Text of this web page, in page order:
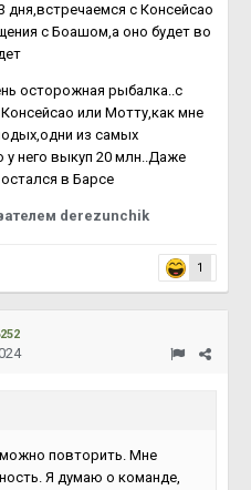
с Консейсао
с Боашом,а оно будет во
осторожная рыбалка..с
или Мотту,как мне
из самых
него выкуп 20 млн..Даже
в Барсе
derezunchik
1
повторить. Мне
Я думаю о команде,